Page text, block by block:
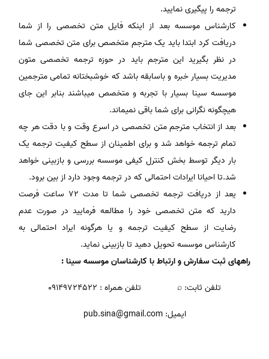
ترجمه را پیگیری نمایید.
کارشناس موسسه بعد از اینکه فایل متن تخصصی را از شما
دریافت کرد ابتدا باید یک مترجم متخصص برای متن تخصصی شما
در نظر بگیرید این مترجم باید در حوزه ترجمه تخصصی متون
مدیریت بسیار خبره و باسابقه باشد که خوشبختانه تمامی مترجمین
موسسه سینا بسیار با تجربه و متخصص میباشند بنابر این جای
هیچگونه نگرانی برای شما باقی نمیماند.
بعد از انتخاب مترجم متن تخصصی در اسرع وقت و با دقت هر چه
تمام ترجمه خواهد شد و برای اطمینان از سطح کیفیت ترجمه یک
بار دیگر توسط بخش کنترل کیفی موسسه بررسی و بازبینی خواهد
شد.تا احیانا ایرادات احتمالی که در ترجمه وجود دارد از بین برود.
یعد از دریافت ترجمه تخصصی شما تا مدت 72 ساعت فرصت
دارید که متن تخصصی خود را مطالعه فرمایید در صورت عدم
رضایت از سطح کیفیت ترجمه و یا هرگونه ایراد احتمالی به
کارشناس موسسه تحویل دهید تا بازبینی نماید.
راههای ثبت سفارش و ارتباط با کارشناسان موسسه سینا :
تلفن ثابت: ⌕ تلفن همراه : ۰۹۱۴۹۷۲۴۵۲۲
ایمیل: pub.sina@gmail.com